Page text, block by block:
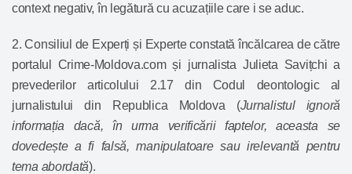
context negativ, în legătură cu acuzațiile care i se aduc.
2. Consiliul de Experți și Experte constată încălcarea de către
portalul Crime-Moldova.com și jurnalista Julieta Savițchi a
prevederilor articolului 2.17 din Codul deontologic al
jurnalistului din Republica Moldova (Jurnalistul ignoră
informația dacă, în urma verificării faptelor, aceasta se
dovedește a fi falsă, manipulatoare sau irelevantă pentru
tema abordată).